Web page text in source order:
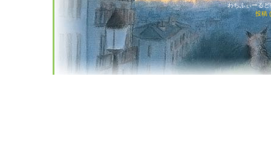
わちふぃーる
投稿